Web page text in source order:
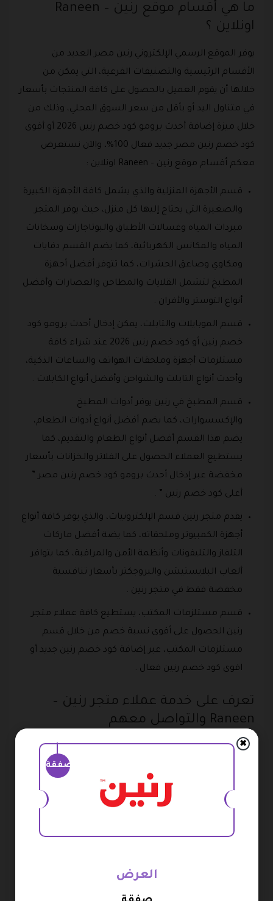
ما هي أقسام موقع رنين – Raneen
اونلاين ؟
يوفر الموقع الرسمي الإلكتروني رنين مصر العديد من
الأقسام الرئيسية والتصنيفات الفرعية، التي يمكن من
خلالها أن يقوم العميل بالحصول على كافة المنتجات بأسعار
في متناول اليد أو بأقل من سعر السوق المحلي، وذلك من
خلال ميزة إضافة أحدث برومو كود خصم رنين 2026 أو أقوى
كود خصم رنين مصر جديد فعال 100%، والآن نستعرض
معكم أقسام موقع رنين – Raneen اونلاين :
قسم الأجهزة المنزلية والذي يشمل كافة الأجهزة الكبيرة
والصغيرة التي يحتاج إليها كل منزل، حيث يوفر المتجر
مبردات المياه وغسالات الأطباق والبوتاجازات وسخانات
المياه والمكانس الكهربائية، كما يضم القسم دفايات
ومكاوي وصاعق الحشرات، كما تتوفر أفضل أجهزة
المطبخ لتشمل القلايات والمطاحن والعصارات وأفضل
أنواع التوستر والأفران .
قسم الموبايلات والتابلت، يمكن إدخال أحدث برومو كود
خصم رنين أو كود خصم رنين 2026 عند شراء كافة
مستلزمات أجهزة وملحقات الهواتف والساعات الذكية،
وأحدث أنواع التابلت والشواحن وأفضل أنواع الكابلات .
قسم المطبخ في رنين يوفر أدوات المطبخ
والإكسسوارات، كما يضم أفضل أنواع أدوات الطعام،
يضم هذا القسم أفضل أنواع الطعام والتقديم، كما
يستطيع العملاء الحصول على الفلاتر والخزانات بأسعار
مخفضة عبر إدخال أحدث برومو كود خصم رنين مصر ”
أعلى كود خصم رنين ” .
يقدم متجر رنين قسم الإلكترونيات، والذي يوفر كافة أنواع
أجهزة الكمبيوتر وملحقاته، كما يضة أفضل ماركات
التلفاز والتليفونات وأنظمة الأمن والمراقبة، كما يتوافر
ألعاب البلايستيشن والبروجكتر بأسعار تنافسية
مخفضة فقط في متجر رنين .
قسم مستلزمات المكتب، يستطيع كافة عملاء متجر
رنين الحصول على أقوى نسبة خصم من خلال قسم
مستلزمات المكتب، عبر إضافة كود خصم رنين جديد أو
اقوى كود خصم رنين فعال .
تعرف على خدمة عملاء متجر رنين –
Raneen والتواصل معهم
يمكنكم التواصل مع خدمة العملاء عبر الموقع الرسمي
البيانات المطلوبة والتي تتمثل في ” الاسم / الايميل / رقم
بالرد على كافة الاستفسارات .
العملاء عبر الرقم الساخن الخاص بشركة رنين وهو ”
صفقة
✖
العرض